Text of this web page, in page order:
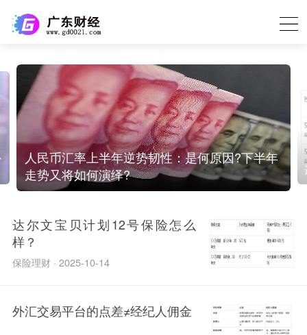
人民币汇率上半年逆势韧性：是何原因?下半年
走势又将如何演绎?
达尔文宝贝计划12号保险怎么
样？
保险理财 · 2025-10-14
外汇交易平台的点差≠经纪人佣金